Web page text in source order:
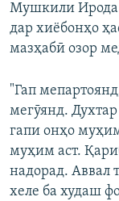
Мушкили Ирода
дар хиёбонҳо
мазҳабӣ озор
"Гап
мегӯянд.
гапи онҳо
муҳим аст.
надорад. Аввал
хеле ба худаш